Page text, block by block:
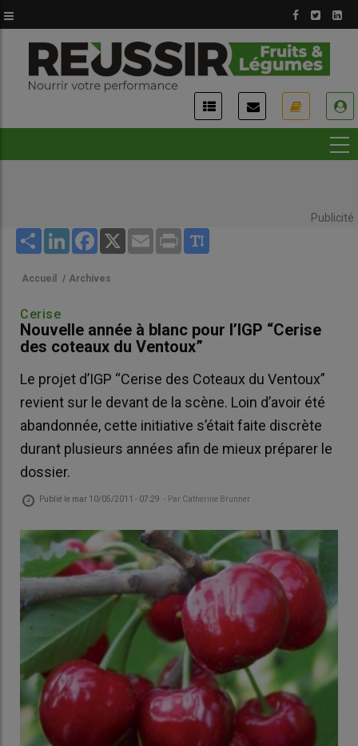
au
contenu
principal
Publicité
Share LinkedInFacebook
X Email Print
Accueil / Archives
Cerise
Nouvelle année à blanc pour l’IGP “Cerise
des coteaux du Ventoux”
Le projet d’IGP “Cerise des Coteaux du Ventoux”
revient sur le devant de la scène. Loin d’avoir été
abandonnée, cette initiative s’était faite discrète
durant plusieurs années afin de mieux préparer le
dossier.
Publié le mar 10/05/2011 - 07:29 - Par Catherine Brunner